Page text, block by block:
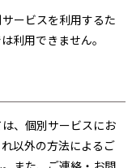
ービスを利用するた
利用できません。
、個別サービスにお
以外の方法によるご